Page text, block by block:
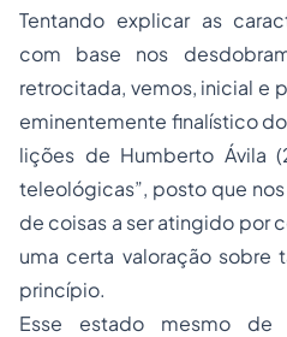
Tentando explicar as
com base nos
retrocitada, vemos, inicial e
eminentemente finalístico
lições de Humberto Ávila
teleológicas”, posto que
de coisas a ser atingido por
uma certa valoração sobre
princípio.
Esse estado mesmo